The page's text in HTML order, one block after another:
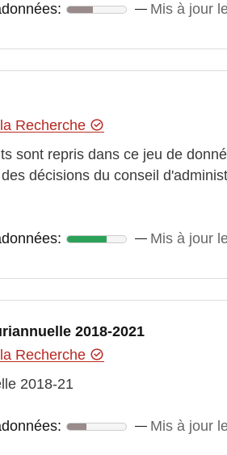
Mis à jour
Recherche
sont repris dans ce jeu de
décisions du conseil
Mis à jour
2018-2021
Recherche
2018-21
Mis à jour